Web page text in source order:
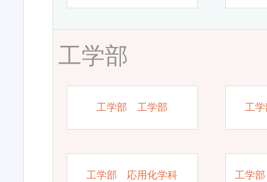
工学部
工学部 工学部 工
工学部 応用化学科 工学